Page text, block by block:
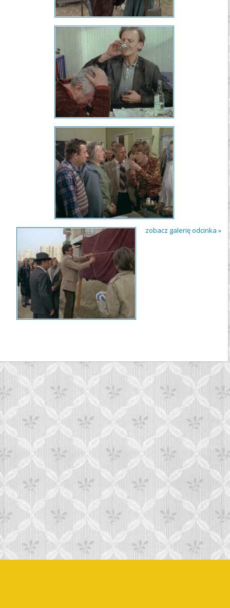
zobacz galerię odcinka »